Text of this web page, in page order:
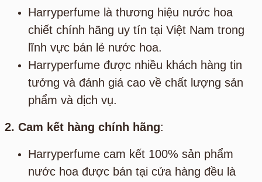
Harryperfume là thương hiệu nước hoa
chiết chính hãng uy tín tại Việt Nam trong
lĩnh vực bán lẻ nước hoa.
Harryperfume được nhiều khách hàng tin
tưởng và đánh giá cao về chất lượng sản
phẩm và dịch vụ.
2. Cam kết hàng chính hãng:
Harryperfume cam kết 100% sản phẩm
nước hoa được bán tại cửa hàng đều là